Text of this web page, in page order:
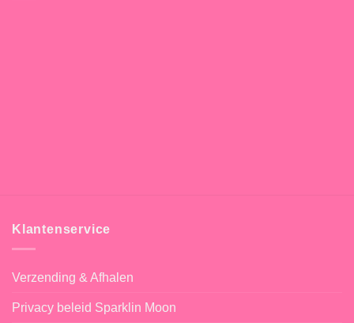
Klantenservice
Verzending & Afhalen
Privacy beleid Sparklin Moon